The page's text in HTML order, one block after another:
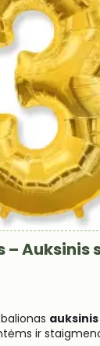
– Auksinis
ir